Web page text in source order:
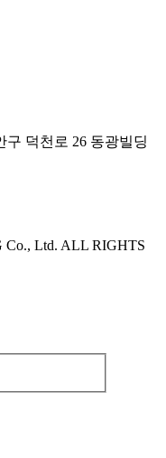
구 덕천로 26 동광빌딩
Ltd. ALL RIGHTS